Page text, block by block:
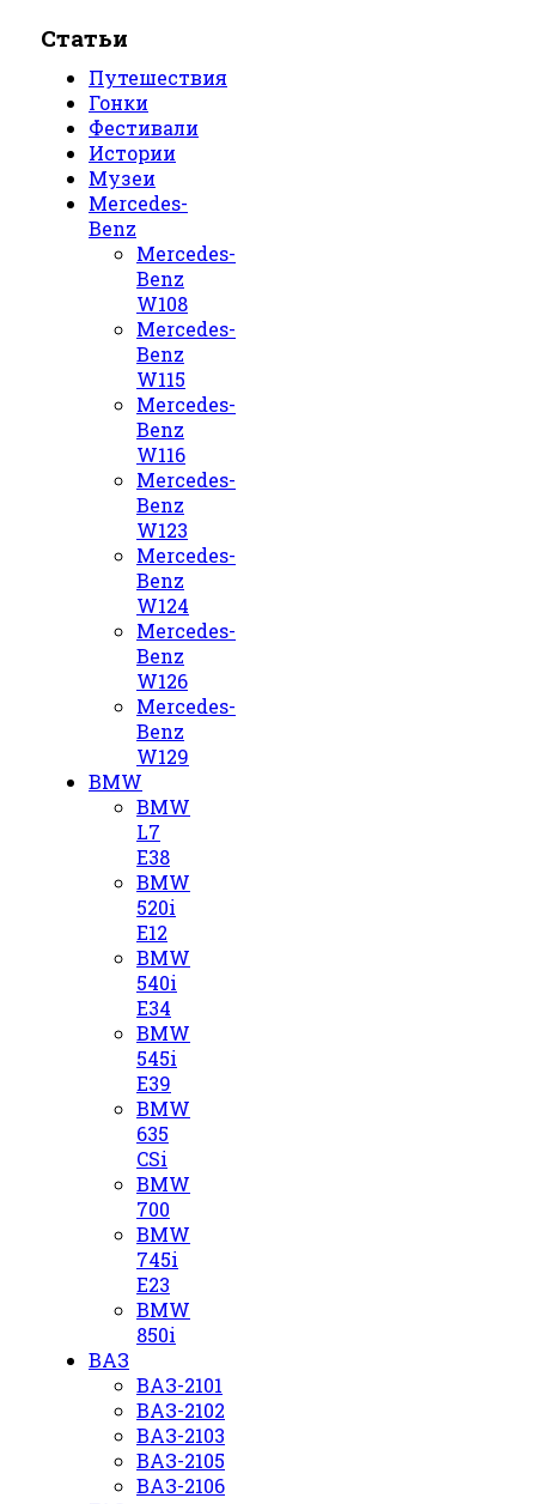
Статьи
Путешествия
Гонки
Фестивали
Истории
Музеи
Mercedes-
Benz
Mercedes-
Benz
W108
Mercedes-
Benz
W115
Mercedes-
Benz
W116
Mercedes-
Benz
W123
Mercedes-
Benz
W124
Mercedes-
Benz
W126
Mercedes-
Benz
W129
BMW
BMW
L7
E38
BMW
520i
E12
BMW
540i
E34
BMW
545i
E39
BMW
635
CSi
BMW
700
BMW
745i
E23
BMW
850i
ВАЗ
ВАЗ-2101
ВАЗ-2102
ВАЗ-2103
ВАЗ-2105
ВАЗ-2106